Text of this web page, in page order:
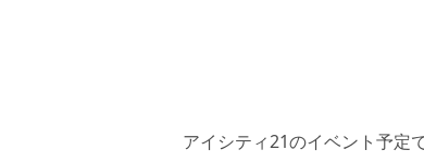
アイシティ21のイベント予定